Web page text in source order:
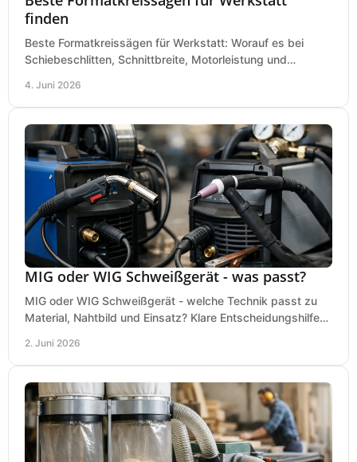
finden
Beste Formatkreissägen für Werkstatt: Worauf es bei
Schiebeschlitten, Schnittbreite, Motorleistung und
4. Juni 2026
MIG oder WIG Schweißgerät - was passt?
MIG oder WIG Schweißgerät - welche Technik passt zu
Material, Nahtbild und Einsatz? Klare Entscheidungshilfe
2. Juni 2026